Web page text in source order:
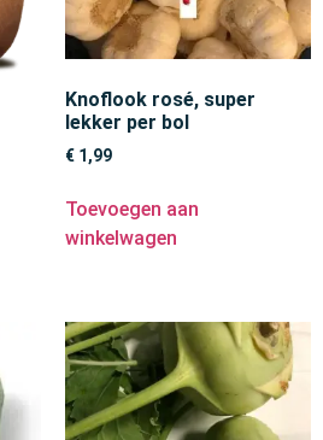
Knoflook rosé, super
lekker per bol
€ 1,99
Toevoegen aan
winkelwagen